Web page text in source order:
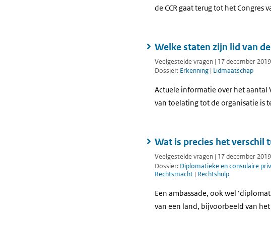
de CCR gaat terug tot het Congres
Welke staten zijn lid van
Veelgestelde vragen | 17 december 2019
Dossier: Erkenning | Lidmaatschap
Actuele informatie over het aantal
van toelating tot de organisatie is
Wat is precies het verschil
Veelgestelde vragen | 17 december 2019
Dossier: Diplomatieke en consulaire
Rechtsmacht | Rechtshulp
Een ambassade, ook wel
van een land, bijvoorbeeld van